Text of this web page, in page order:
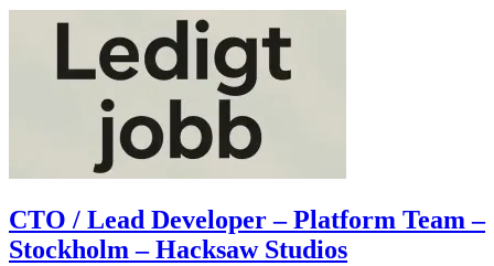
CTO / Lead Developer – Platform Team –
Stockholm – Hacksaw Studios